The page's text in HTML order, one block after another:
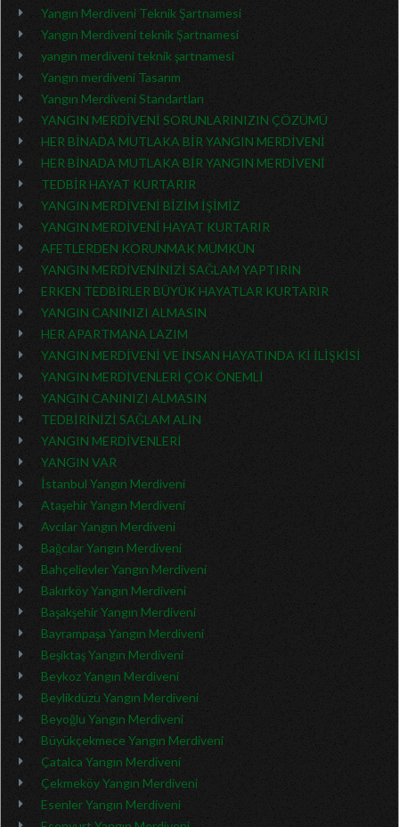
Yangın Merdiveni Teknik Şartnamesi
Yangın Merdiveni teknik Şartnamesi
yangın merdiveni teknik şartnamesi
Yangın merdiveni Tasarım
Yangın Merdiveni Standartları
YANGIN MERDİVENİ SORUNLARINIZIN ÇÖZÜMÜ
HER BİNADA MUTLAKA BİR YANGIN MERDİVENİ
HER BİNADA MUTLAKA BİR YANGIN MERDİVENİ
TEDBİR HAYAT KURTARIR
YANGIN MERDİVENİ BİZİM İŞİMİZ
YANGIN MERDİVENİ HAYAT KURTARIR
AFETLERDEN KORUNMAK MÜMKÜN
YANGIN MERDİVENİNİZİ SAĞLAM YAPTIRIN
ERKEN TEDBİRLER BÜYÜK HAYATLAR KURTARIR
YANGIN CANINIZI ALMASIN
HER APARTMANA LAZIM
YANGIN MERDİVENİ VE İNSAN HAYATINDA Kİ İLİŞKİSİ
YANGIN MERDİVENLERİ ÇOK ÖNEMLİ
YANGIN CANINIZI ALMASIN
TEDBİRİNİZİ SAĞLAM ALIN
YANGIN MERDİVENLERİ
YANGIN VAR
İstanbul Yangın Merdiveni
Ataşehir Yangın Merdiveni
Avcılar Yangın Merdiveni
Bağcılar Yangın Merdiveni
Bahçelievler Yangın Merdiveni
Bakırköy Yangın Merdiveni
Başakşehir Yangın Merdiveni
Bayrampaşa Yangın Merdiveni
Beşiktaş Yangın Merdiveni
Beykoz Yangın Merdiveni
Beylikdüzü Yangın Merdiveni
Beyoğlu Yangın Merdiveni
Büyükçekmece Yangın Merdiveni
Çatalca Yangın Merdiveni
Çekmeköy Yangın Merdiveni
Esenler Yangın Merdiveni